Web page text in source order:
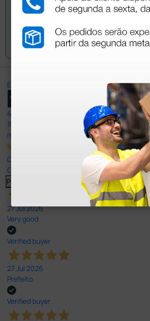
Envie a sua questão
Excellent
4,8
165
reviews
Our 4 and 5 star reviews.
Click here to read them all >
Previous
27 Jul 2026
Very good
Verified buyer
27 Jul 2026
Prefeito
Verified buyer